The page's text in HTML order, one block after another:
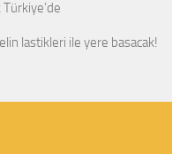
lastikleri ile yere basacak!